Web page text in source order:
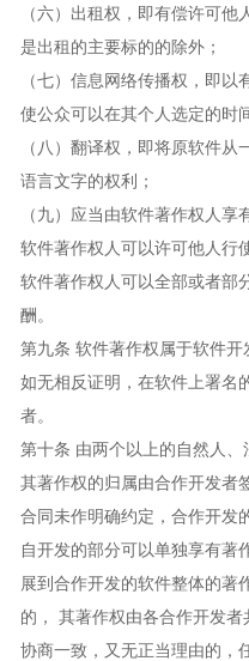
（六）出租权，即有偿许可
是出租的主要标的的除外；
（七）信息网络传播权，即以
使公众可以在其个人选定的时
（八）翻译权，即将原软件
语言文字的权利；
（九）应当由软件著作权人享
软件著作权人可以许可他人行
软件著作权人可以全部或者部
酬。
第九条 软件著作权属于软件开
如无相反证明，在软件上署名
者。
第十条 由两个以上的自然人、
其著作权的归属由合作开发者
合同未作明确约定，合作开发
自开发的部分可以单独享有著
展到合作开发的软件整体的著
的， 其著作权由各合作开发
协商一致，又无正当理由的，